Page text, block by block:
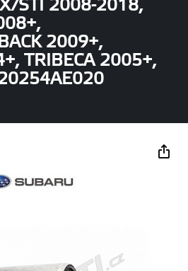
STI 2008-2018,
2009+,
TRIBECA 2005+,